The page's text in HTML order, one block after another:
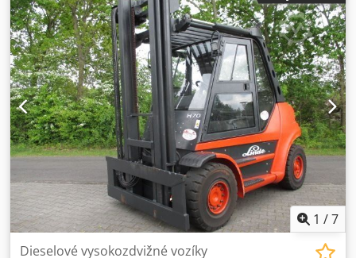
dodání je možná za dostupný poplatek (podléhá
schválení)* 👷‍♂️ Prohlédnuto nezávislým expertem 37
inspekčních bodů: 28 schváleno ✅ 4 nedostatky ℹ️ 5 výtek ⚠️
📌 Komentář inspektora: není připraveno k nastartování,
technicky kompletní 📄 Chcete vidět kompletní inspekci,
dodatečné fotografie nebo video? Tip: Referenční číslo
„40578 Equippo“ často pomáhá při hledání dalších
informací online. 💡 Proč vyniká tento stroj a naše služby:
✔ Důkladná inspekce provedená profesionály ✔ Doručení
přímo na stavbu ✔ Záruka vrácení peněz ✔ Bezpečné a
flexibilní možnosti platby 🔄 Zvažujete i jiné stroje?
Nabízíme užitečné nástroje a zdroje pro všechny vlastníky
a provozovatele – snadno dostupné na naší platformě. 1 /7
Dieselové vysokozdvižné vozíky